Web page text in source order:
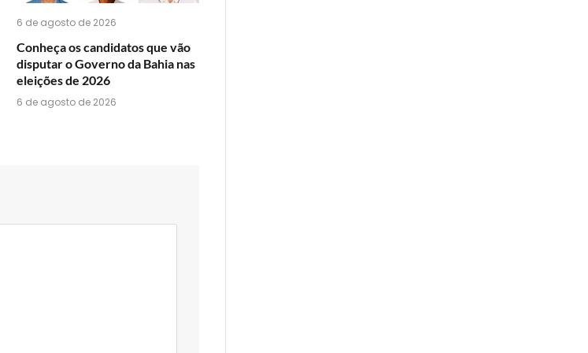
6 de agosto de 2026
Conheça os candidatos que vão
disputar o Governo da Bahia nas
eleições de 2026
6 de agosto de 2026